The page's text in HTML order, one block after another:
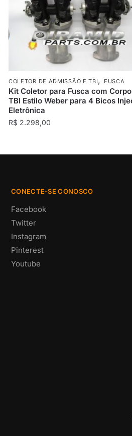
COLETOR DE ADMISSÃO E TBI, FUSCA
Kit Coletor para Fusca com Corpo
TBI Estilo Weber para 4 Bicos
Eletrônica
R$2.298,00
CONECTE-SE CONOSCO
Facebook
Twitter
Instagram
Pinterest
Youtube